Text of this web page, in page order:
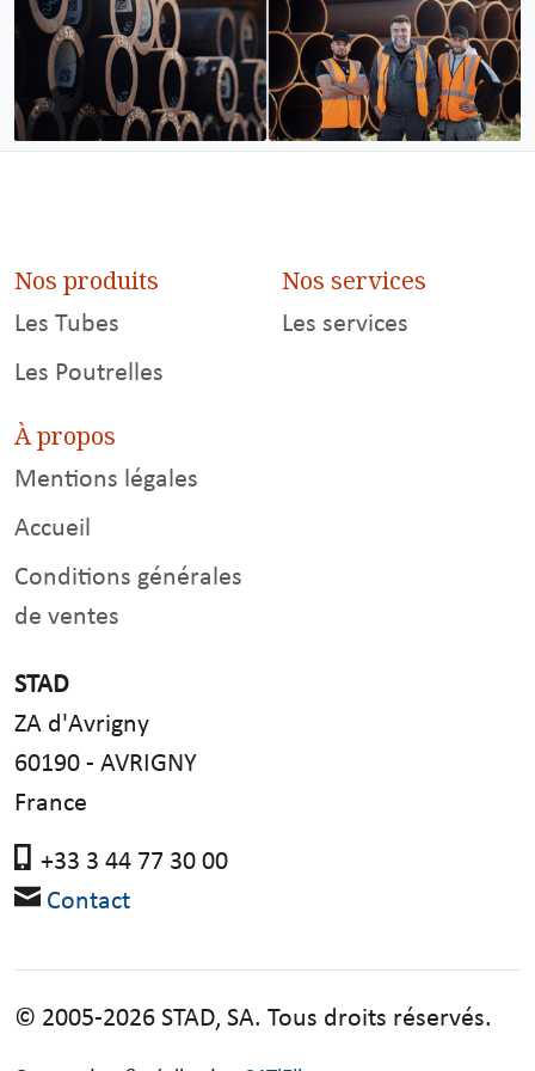
Nos produits
Les Tubes
Les Poutrelles
Nos services
Les services
À propos
Mentions légales
Accueil
Conditions générales
de ventes
STAD
ZA d'Avrigny
60190 - AVRIGNY
France
+33 3 44 77 30 00
Contact
© 2005-2026 STAD, SA. Tous droits réservés.